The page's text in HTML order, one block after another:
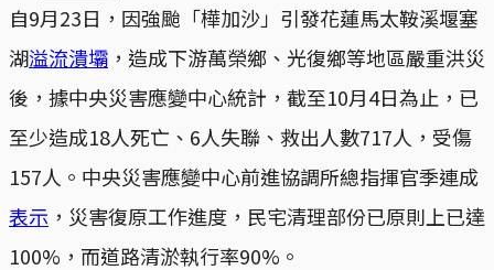
自9月23日，因強颱「樺加沙」引發花蓮馬太鞍溪堰塞
湖溢流潰壩 ，造成下游萬榮鄉、光復鄉等地區嚴重洪災
後，據中央災害應變中心統計，截至10月4日為止，已
至少造成18人死亡、6人失聯、救出人數717人，受傷
157人。中央災害應變中心前進協調所總指揮官季連成
表示 ，災害復原工作進度，民宅清理部份已原則上已達
100%，而道路清淤執行率90%。